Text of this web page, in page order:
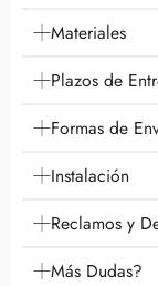
Materiales
Plazos de
Formas de
Instalación
Reclamos y
Más Dudas?